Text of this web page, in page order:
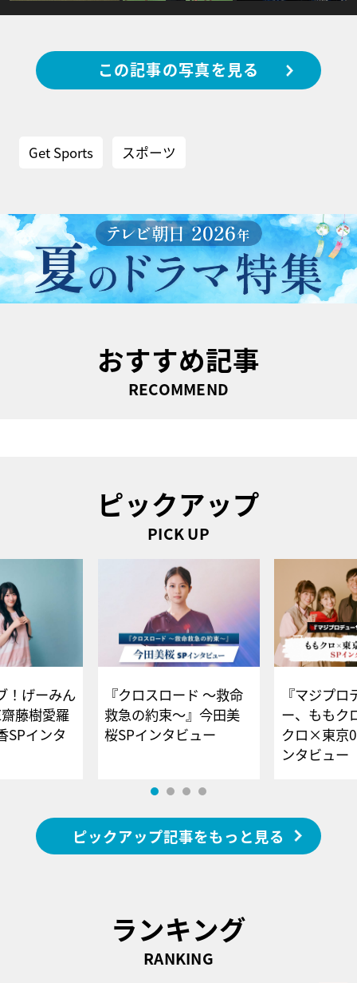
この記事の写真を見る
Get Sports スポーツ
おすすめ記事
RECOMMEND
ピックアップ
PICK UP
！げーみん
藤樹愛羅
SPインタ
『クロスロード ～救命
救急の約束～』今田美
桜SPインタビュー
『マジプロ
ー、ももク
クロ×東京
ンタビュー
ピックアップ記事をもっと見る
ランキング
RANKING